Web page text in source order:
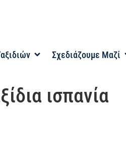
Σχεδιάζουμε Μαζί
ισπανία